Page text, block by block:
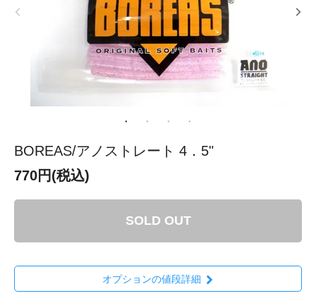
BOREAS/アノストレート 4．5"
770円(税込)
SOLD OUT
オプションの値段詳細